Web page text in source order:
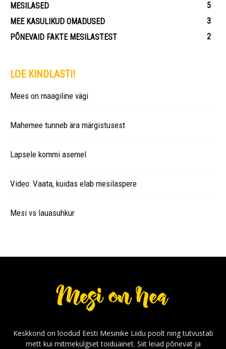
MESILASED
5
MEE KASULIKUD OMADUSED
3
PÕNEVAID FAKTE MESILASTEST
2
LOE KINDLASTI!
Mees on maagiline vägi
Mahemee tunneb ära märgistusest
Lapsele kommi asemel
Video: Vaata, kuidas elab mesilaspere
Mesi vs lauasuhkur
Keskkond on loodud Eesti Mesinike Liidu poolt ning tutvustab
mett kui mitmekülgset toiduainet. Siit leiad põnevat ja